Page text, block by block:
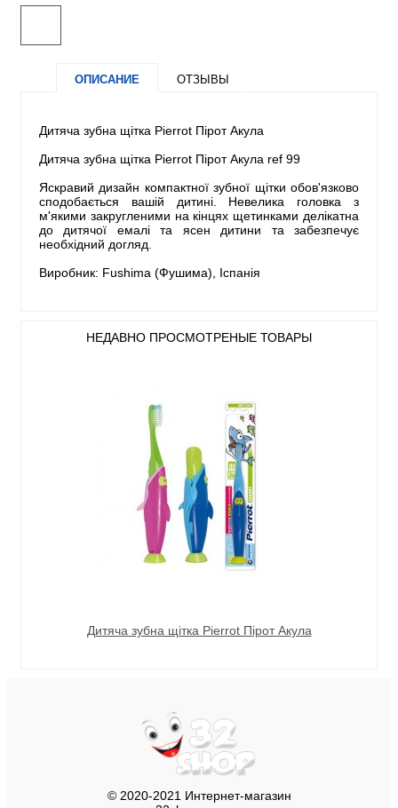
ОПИСАНИЕ ОТЗЫВЫ
Дитяча зубна щітка Pierrot Пірот Акула
Дитяча зубна щітка Pierrot Пірот Акула ref 99
Яскравий дизайн компактної зубної щітки обов'язково
сподобається вашій дитині. Невелика головка з
м'якими закругленими на кінцях щетинками делікатна
до дитячої емалі та ясен дитини та забезпечує
необхідний догляд.
Виробник: Fushima (Фушима), Іспанія
НЕДАВНО ПРОСМОТРЕНЫЕ ТОВАРЫ
Дитяча зубна щітка Pierrot Пірот Акула
© 2020-2021 Интернет-магазин